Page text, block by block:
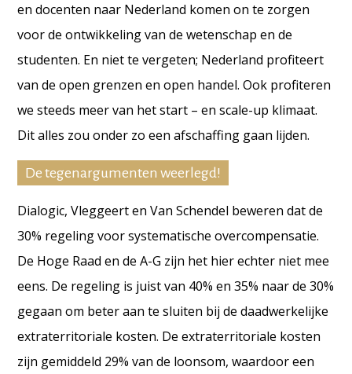
en docenten naar Nederland komen on te zorgen
voor de ontwikkeling van de wetenschap en de
studenten. En niet te vergeten; Nederland profiteert
van de open grenzen en open handel. Ook profiteren
we steeds meer van het start – en scale-up klimaat.
Dit alles zou onder zo een afschaffing gaan lijden.
De tegenargumenten weerlegd!
Dialogic, Vleggeert en Van Schendel beweren dat de
30% regeling voor systematische overcompensatie.
De Hoge Raad en de A-G zijn het hier echter niet mee
eens. De regeling is juist van 40% en 35% naar de 30%
gegaan om beter aan te sluiten bij de daadwerkelijke
extraterritoriale kosten. De extraterritoriale kosten
zijn gemiddeld 29% van de loonsom, waardoor een